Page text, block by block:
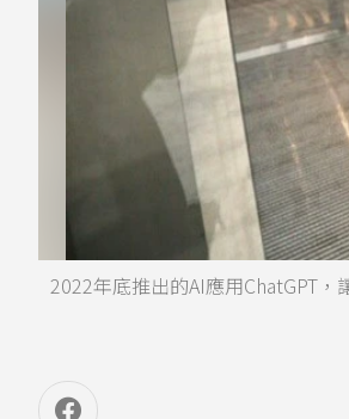
2022年底推出的AI應用ChatGPT